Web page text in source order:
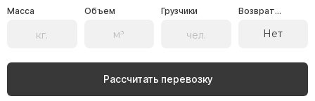
Масса Объем Грузчики Возврат...
Нет
Рассчитать перевозку